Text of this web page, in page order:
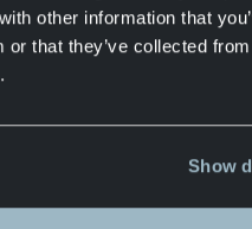
other information that
or that they’ve collected
Show
Usługi o wartości dodanej
Added Services)
dostosowane do